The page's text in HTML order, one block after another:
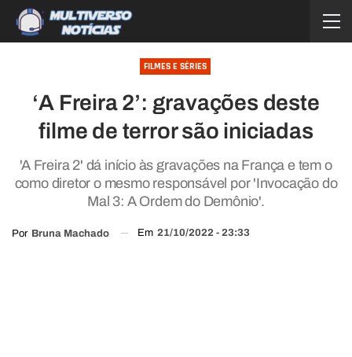
FILMES E SÉRIES
‘A Freira 2’: gravações deste
filme de terror são iniciadas
'A Freira 2' dá início às gravações na França e tem o
como diretor o mesmo responsável por 'Invocação do
Mal 3: A Ordem do Demônio'.
Por Bruna Machado Em 21/10/2022 - 23:33